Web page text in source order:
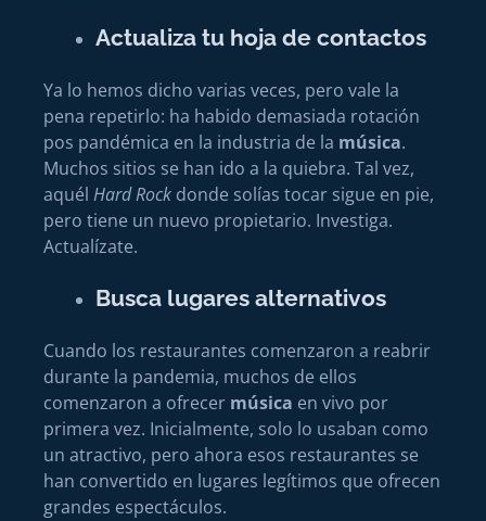
Actualiza tu hoja de contactos
Ya lo hemos dicho varias veces, pero vale la
pena repetirlo: ha habido demasiada rotación
pos pandémica en la industria de la música.
Muchos sitios se han ido a la quiebra. Tal vez,
aquél Hard Rock donde solías tocar sigue en pie,
pero tiene un nuevo propietario. Investiga.
Actualízate.
Busca lugares alternativos
Cuando los restaurantes comenzaron a reabrir
durante la pandemia, muchos de ellos
comenzaron a ofrecer música en vivo por
primera vez. Inicialmente, solo lo usaban como
un atractivo, pero ahora esos restaurantes se
han convertido en lugares legítimos que ofrecen
grandes espectáculos.